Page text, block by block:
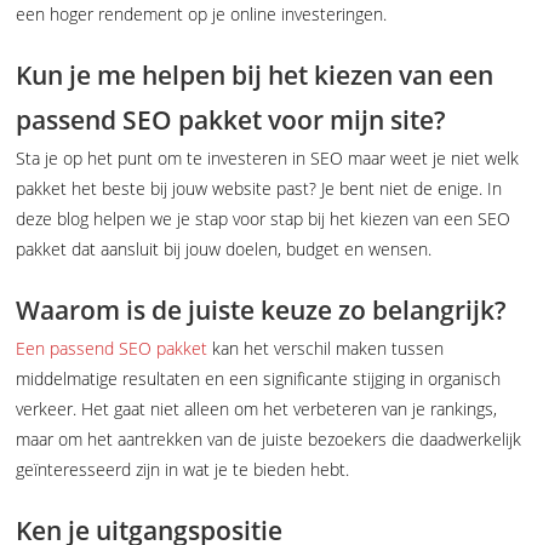
een hoger rendement op je online investeringen.
Kun je me helpen bij het kiezen van een
passend SEO pakket voor mijn site?
Sta je op het punt om te investeren in SEO maar weet je niet welk
pakket het beste bij jouw website past? Je bent niet de enige. In
deze blog helpen we je stap voor stap bij het kiezen van een SEO
pakket dat aansluit bij jouw doelen, budget en wensen.
Waarom is de juiste keuze zo belangrijk?
Een passend SEO pakket kan het verschil maken tussen
middelmatige resultaten en een significante stijging in organisch
verkeer. Het gaat niet alleen om het verbeteren van je rankings,
maar om het aantrekken van de juiste bezoekers die daadwerkelijk
geïnteresseerd zijn in wat je te bieden hebt.
Ken je uitgangspositie